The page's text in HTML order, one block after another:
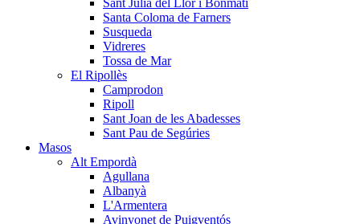
Sant Julià del Llor i Bonmatí
Santa Coloma de Farners
Susqueda
Vidreres
Tossa de Mar
El Ripollès
Camprodon
Ripoll
Sant Joan de les Abadesses
Sant Pau de Segúries
Masos
Alt Empordà
Agullana
Albanyà
L'Armentera
Avinyonet de Puigventós